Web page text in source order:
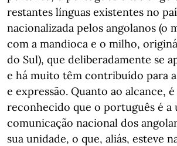
restantes línguas existentes no
nacionalizada pelos angolanos (o
com a mandioca e o milho,
do Sul), que deliberadamente se
e há muito têm contribuído para
e expressão. Quanto ao alcance,
reconhecido que o português é a
comunicação nacional dos
sua unidade, o que, aliás, esteve